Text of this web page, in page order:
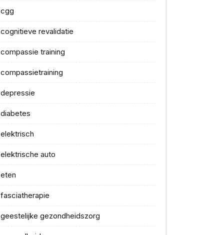
cgg
cognitieve revalidatie
compassie training
compassietraining
depressie
diabetes
elektrisch
elektrische auto
eten
fasciatherapie
geestelijke gezondheidszorg